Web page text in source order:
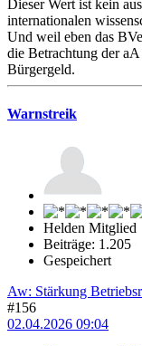
Dieser Wert ist kein
internationalen
Und weil eben das
die Betrachtung der
Bürgergeld.
Warnstreik
Helden Mitglied
Beiträge: 1.205
Gespeichert
Aw: Stärkung
#156
02.04.2026 09:04